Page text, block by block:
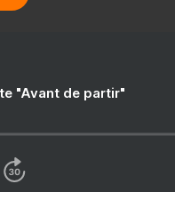
"Avant de partir"